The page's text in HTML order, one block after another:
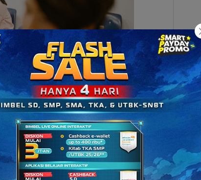
(Sumber: pexels.com)
Sama
malas, dan nggak termotivasi, lho.